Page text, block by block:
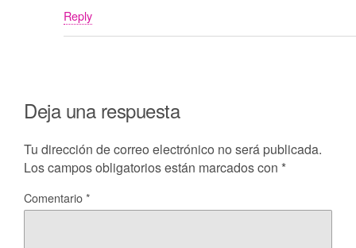
Reply
Deja una respuesta
Tu dirección de correo electrónico no será publicada.
Los campos obligatorios están marcados con *
Comentario*